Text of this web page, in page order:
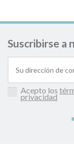
Suscribirse
Acepto los
privacidad